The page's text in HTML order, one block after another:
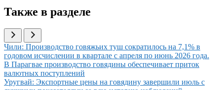
Также в разделе
Иллюстрация новости
Чили: Производство говяжьих туш сократилось на 7,1% в
годовом исчислении в квартале с апреля по июнь 2026 года.
Иллюстрация новости
В Парагвае производство говядины обеспечивает приток
валютных поступлений
Иллюстрация новости
Уругвай: Экспортные цены на говядину завершили июль с